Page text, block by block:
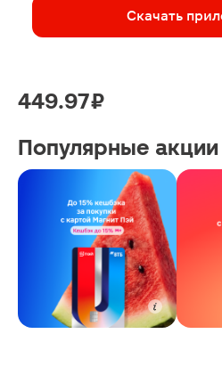
Скачать
449.97 ₽
Популярные акции